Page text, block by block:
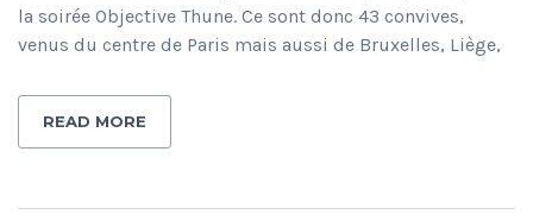
la soirée Objective Thune. Ce sont donc 43 convives,
venus du centre de Paris mais aussi de Bruxelles, Liège,
READ MORE